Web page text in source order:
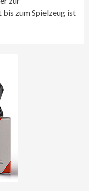
zum Spielzeug ist